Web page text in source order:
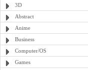
3D
Abstract
Anime
Business
Computer/OS
Games